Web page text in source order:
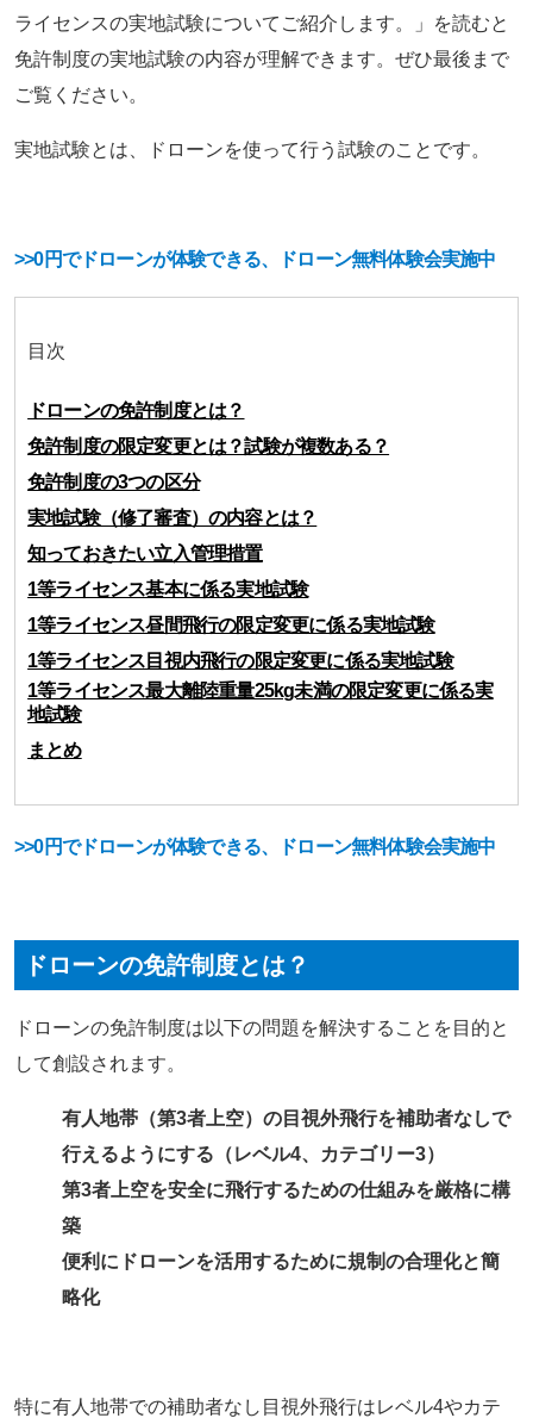
ライセンスの実地試験についてご紹介します。」を読むと
免許制度の実地試験の内容が理解できます。ぜひ最後まで
ご覧ください。
実地試験とは、ドローンを使って行う試験のことです。
>>0円でドローンが体験できる、ドローン無料体験会実施中
目次
ドローンの免許制度とは？
免許制度の限定変更とは？試験が複数ある？
免許制度の3つの区分
実地試験（修了審査）の内容とは？
知っておきたい立入管理措置
1等ライセンス基本に係る実地試験
1等ライセンス昼間飛行の限定変更に係る実地試験
1等ライセンス目視内飛行の限定変更に係る実地試験
1等ライセンス最大離陸重量25kg未満の限定変更に係る実
地試験
まとめ
>>0円でドローンが体験できる、ドローン無料体験会実施中
ドローンの免許制度とは？
ドローンの免許制度は以下の問題を解決することを目的と
して創設されます。
有人地帯（第3者上空）の目視外飛行を補助者なしで
行えるようにする（レベル4、カテゴリー3）
第3者上空を安全に飛行するための仕組みを厳格に構
築
便利にドローンを活用するために規制の合理化と簡
略化
特に有人地帯での補助者なし目視外飛行はレベル4やカテ